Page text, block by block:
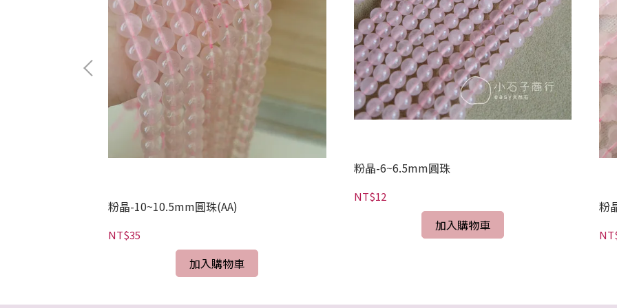
粉晶-10~10.5mm圓珠(AA)
NT$35
加入購物車
粉晶-6~6.5mm圓珠
NT$12
加入購物車
粉